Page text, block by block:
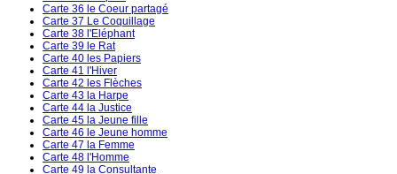
Carte 36 le Coeur partagé
Carte 37 Le Coquillage
Carte 38 l'Eléphant
Carte 39 le Rat
Carte 40 les Papiers
Carte 41 l'Hiver
Carte 42 les Flèches
Carte 43 la Harpe
Carte 44 la Justice
Carte 45 la Jeune fille
Carte 46 le Jeune homme
Carte 47 la Femme
Carte 48 l'Homme
Carte 49 la Consultante